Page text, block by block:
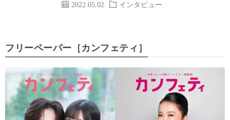
2022.05.02 インタビュー
フリーペーパー［カンフェティ］